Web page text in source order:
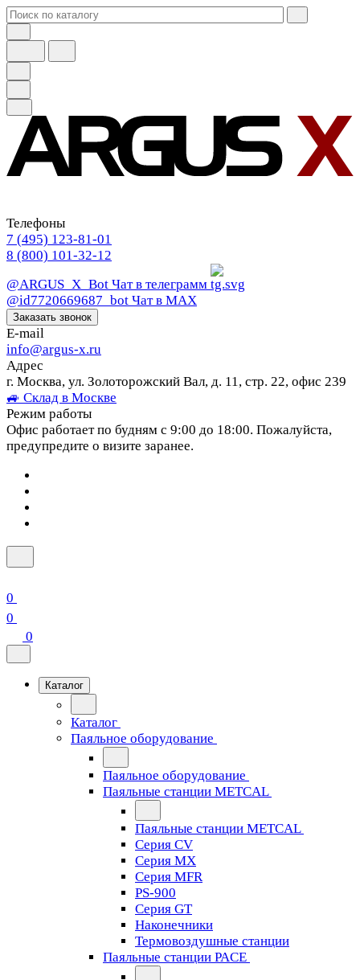
Телефоны
7 (495) 123-81-01
8 (800) 101-32-12
@ARGUS_X_Bot Чат в телеграмм
@id7720669687_bot Чат в МАХ
Заказать звонок
E-mail
info@argus-x.ru
Адрес
г. Москва, ул. Золоторожский Вал, д. 11, стр. 22, офис 239
🚙 Склад в Москве
Режим работы
Офис работает по будням с 9:00 до 18:00. Пожалуйста,
предупредите о визите заранее.
0
0
0
Каталог
Каталог
Паяльное оборудование
Паяльное оборудование
Паяльные станции METCAL
Паяльные станции METCAL
Серия CV
Серия MX
Серия MFR
PS-900
Серия GT
Наконечники
Термовоздушные станции
Паяльные станции PACE